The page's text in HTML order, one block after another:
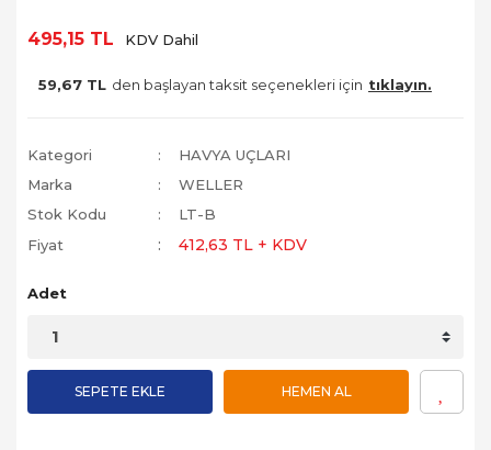
495,15 TL KDV Dahil
59,67 TL den başlayan taksit seçenekleri için tıklayın.
Kategori
HAVYA UÇLARI
Marka
WELLER
Stok Kodu
LT-B
Fiyat
412,63 TL + KDV
Adet
SEPETE EKLE HEMEN AL